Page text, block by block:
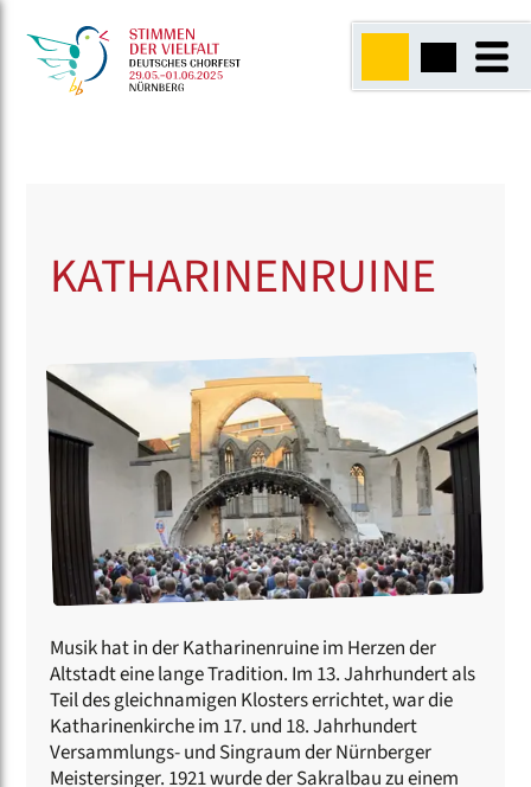
KATHARINENRUINE
Musik hat in der Katharinenruine im Herzen der
Altstadt eine lange Tradition. Im 13. Jahrhundert als
Teil des gleichnamigen Klosters errichtet, war die
Katharinenkirche im 17. und 18. Jahrhundert
Versammlungs- und Singraum der Nürnberger
Meistersinger. 1921 wurde der Sakralbau zu einem